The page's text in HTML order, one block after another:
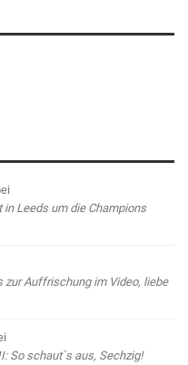
in Leeds um die Champions
zur Auffrischung im Video, liebe
So schaut`s aus, Sechzig!